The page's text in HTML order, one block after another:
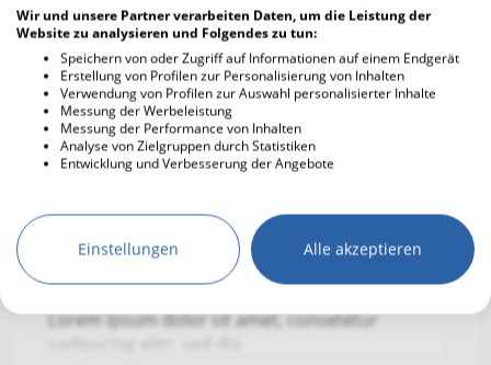
Gehst du in die Kirche? Wenn ja, wie häufig
und weshalb?
consetetur sadipscing elitr, sed diam nonum
Was bedeutet dir der christliche Glaube in
deinem Leben?
Was ist dir besonders wichtig in einer
Lorem ipsum dolor sit amet, consetetur
Wir und unsere Partner verarbeiten Daten, um die Leistung der
Website zu analysieren und Folgendes zu tun:
Speichern von oder Zugriff auf Informationen auf einem Endgerät
Erstellung von Profilen zur Personalisierung von Inhalten
Verwendung von Profilen zur Auswahl personalisierter Inhalte
Messung der Werbeleistung
Messung der Performance von Inhalten
Analyse von Zielgruppen durch Statistiken
Entwicklung und Verbesserung der Angebote
Einstellungen Alle akzeptieren